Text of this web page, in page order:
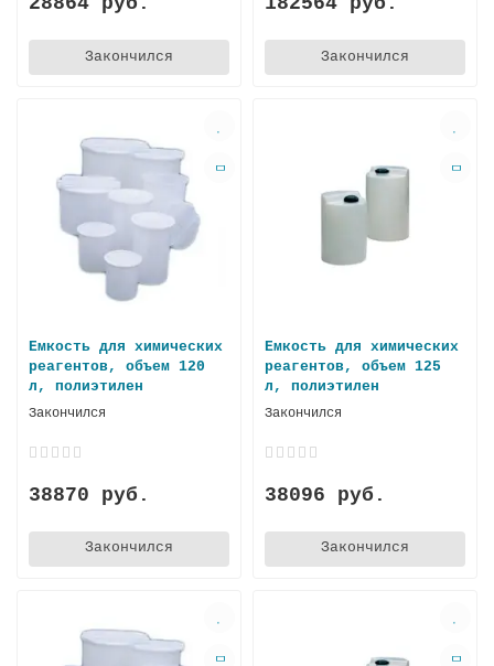
Закончился Закончился
Емкость для химических
реагентов, объем 120
л, полиэтилен
Закончился
38870 руб.
Закончился
Емкость для химических
реагентов, объем 125
л, полиэтилен
Закончился
38096 руб.
Закончился